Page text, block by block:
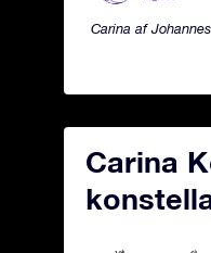
Carina af
Carina